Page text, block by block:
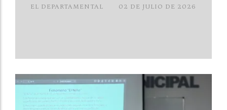
EL DEPARTAMENTAL 02 DE JULIO DE 2026